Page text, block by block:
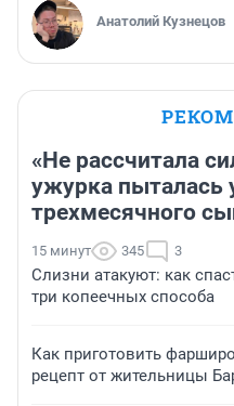
Анатолий Кузнецов
«Не рассчитала
ужурка пыталась
трехмесячного
15 минут 345 3
Слизни атакуют: как
три копеечных способа
Как приготовить
рецепт от жительницы